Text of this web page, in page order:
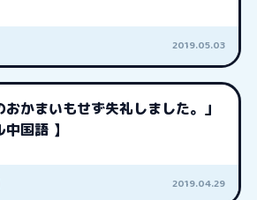
2019.05.03
おかまいもせず失礼しました。」
中国語 】
2019.04.29